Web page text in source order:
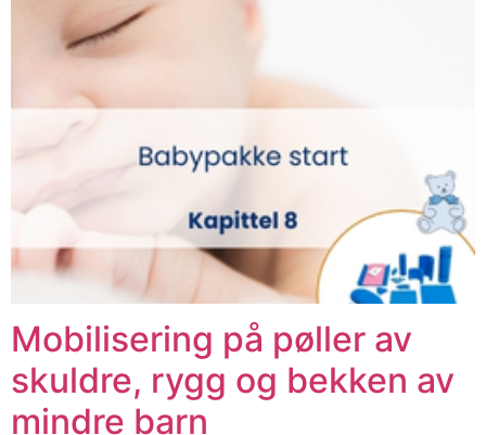
Mobilisering på pøller av
skuldre, rygg og bekken av
mindre barn